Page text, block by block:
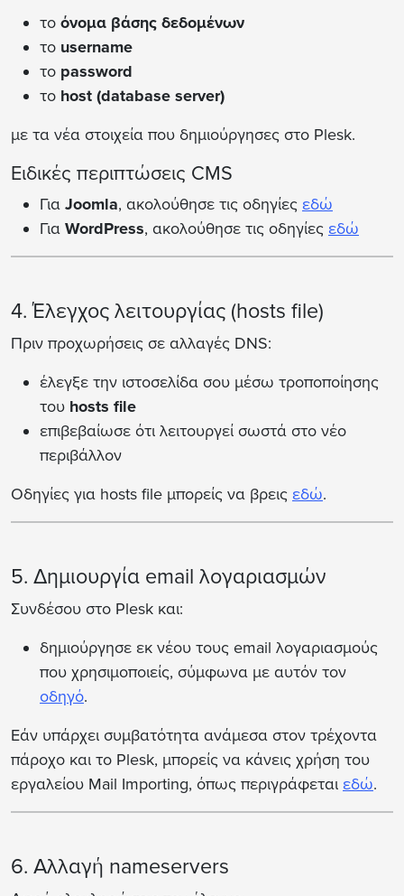
το όνομα βάσης δεδομένων
το username
το password
το host (database server)
με τα νέα στοιχεία που δημιούργησες στο Plesk.
Ειδικές περιπτώσεις CMS
Για Joomla, ακολούθησε τις οδηγίες εδώ
Για WordPress, ακολούθησε τις οδηγίες εδώ
4. Έλεγχος λειτουργίας (hosts file)
Πριν προχωρήσεις σε αλλαγές DNS:
έλεγξε την ιστοσελίδα σου μέσω τροποποίησης
του hosts file
επιβεβαίωσε ότι λειτουργεί σωστά στο νέο
περιβάλλον
Οδηγίες για hosts file μπορείς να βρεις εδώ.
5. Δημιουργία email λογαριασμών
Συνδέσου στο Plesk και:
δημιούργησε εκ νέου τους email λογαριασμούς
που χρησιμοποιείς, σύμφωνα με αυτόν τον
οδηγό.
Εάν υπάρχει συμβατότητα ανάμεσα στον τρέχοντα
πάροχο και το Plesk, μπορείς να κάνεις χρήση του
εργαλείου Mail Importing, όπως περιγράφεται εδώ.
6. Αλλαγή nameservers